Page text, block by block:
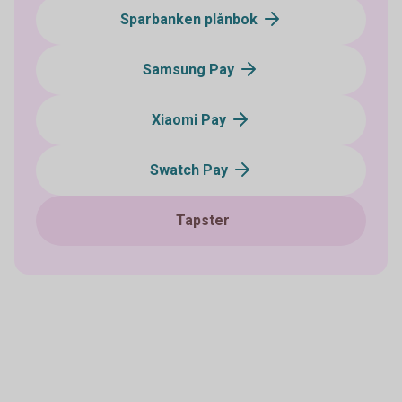
Sparbanken plånbok
Samsung Pay
Xiaomi Pay
Swatch Pay
Tapster